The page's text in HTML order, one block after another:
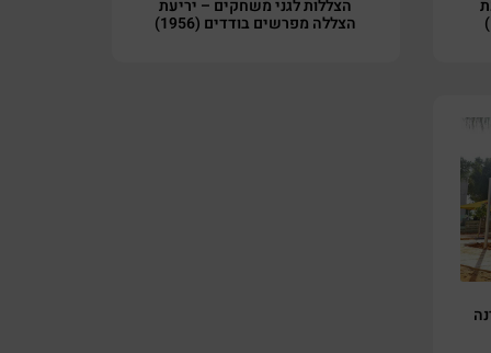
הצללות לגני משחקים – יריעת
הצללה מפרשים בודדים (1956)